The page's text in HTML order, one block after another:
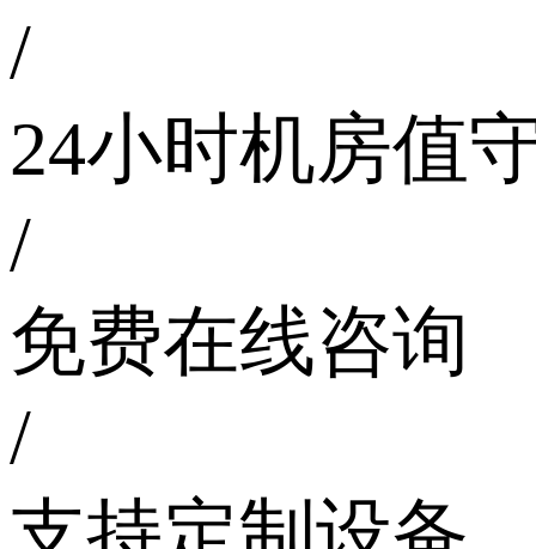
/
24小时机房值
/
免费在线咨询
/